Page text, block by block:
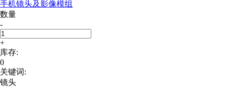
手机镜头及影像模组
数量
-
+
库存:
0
关键词:
镜头